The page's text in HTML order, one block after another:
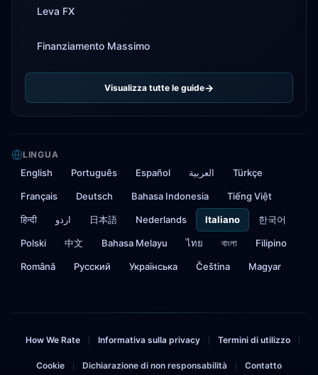
Leva FX
Finanziamento Massimo
Visualizza tutte le guide
LINGUA
English Português Español العربية Türkçe
Français Deutsch Bahasa Indonesia Tiếng Việt
हिन्दी اردو 日本語 Nederlands Italiano 한국어
Polski 中文 Bahasa Melayu ไทย বাংলা Filipino
Română Русский Українська Čeština Magyar
How We Rate Informativa sulla privacy Termini di utilizzo
Cookie Dichiarazione di non responsabilità Contatto